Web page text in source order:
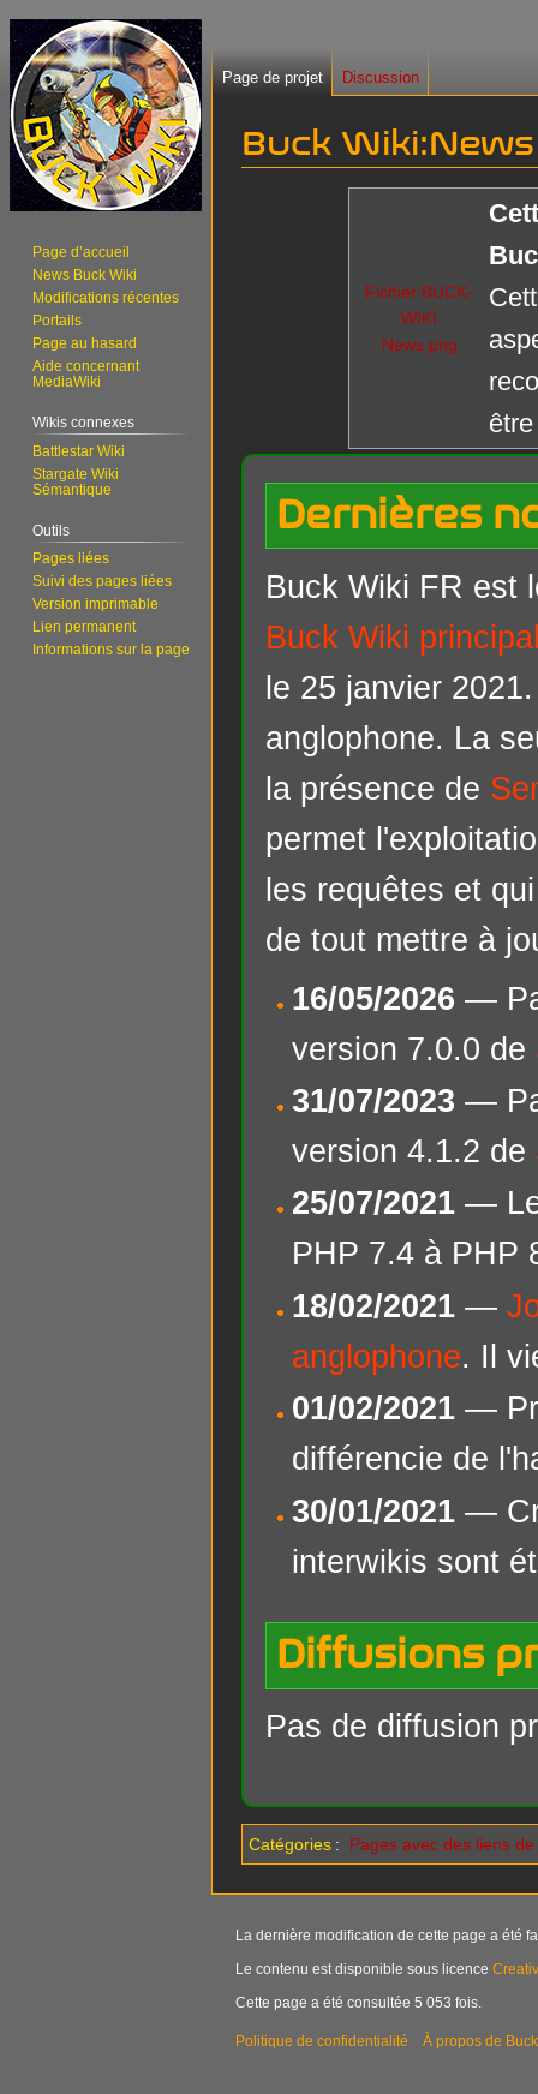
Buck Wiki:News
Fichier:BUCK-
WIKI
News.png
Dernières
Buck Wiki FR est
Buck Wiki
le 25 janvier
anglophone. La
la présence de
permet
les requêtes et
de tout mettre à
16/05/2026 —
version 7.0.0 de
31/07/2023 —
version 4.1.2 de
25/07/2021 — Le
PHP 7.4 à PHP
18/02/2021 —
anglophone. Il
01/02/2021 —
différencie de
30/01/2021 —
interwikis sont
Diffusions
Pas de diffusion
Catégories : Pages avec des liens
Page de projet Discussion
Page d’accueil
News Buck Wiki
Modifications récentes
Portails
Page au hasard
Aide concernant
MediaWiki
Wikis connexes
Battlestar Wiki
Stargate Wiki
Sémantique
Outils
Pages liées
Suivi des pages liées
Version imprimable
Lien permanent
Informations sur la page
La dernière modification de cette page a été
Le contenu est disponible sous licence
Cette page a été consultée 5 053 fois.
Politique de confidentialité À propos de